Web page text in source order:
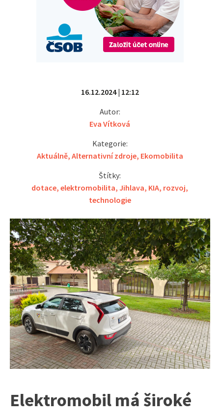
16.12.2024 | 12:12
Autor:
Eva Vítková
Kategorie:
Aktuálně, Alternativní zdroje, Ekomobilita
Štítky:
dotace,elektromobilita,Jihlava, KIA, rozvoj,
technologie
Elektromobil má široké